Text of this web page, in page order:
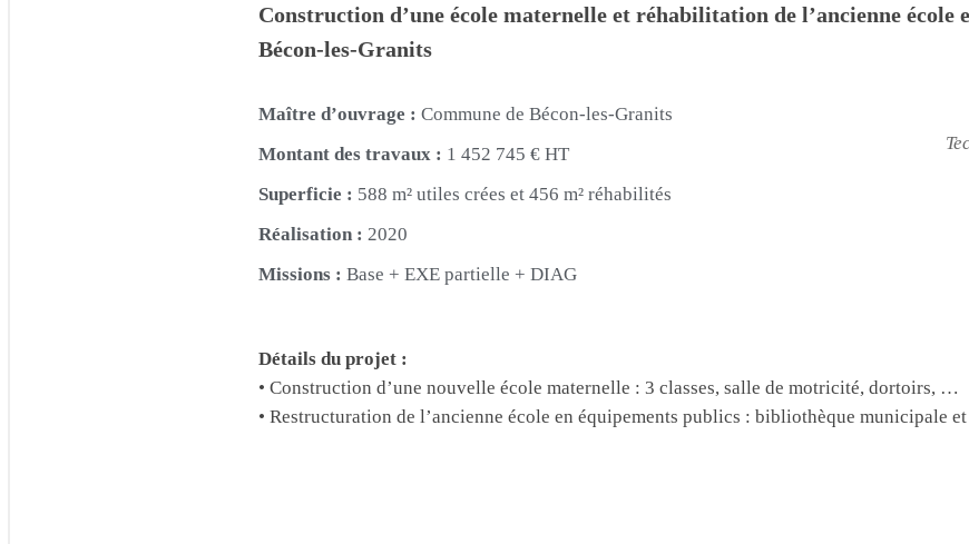
Construction d’une école maternelle et réhabilitation de l’ancienne école
Bécon-les-Granits
Maître d’ouvrage : Commune de Bécon-les-Granits
Montant des travaux : 1 452 745 € HT
Superficie : 588 m² utiles crées et 456 m² réhabilités
Réalisation : 2020
Missions : Base + EXE partielle + DIAG
Détails du projet :
• Construction d’une nouvelle école maternelle : 3 classes, salle de motricité, dortoirs, …
• Restructuration de l’ancienne école en équipements publics : bibliothèque municipale